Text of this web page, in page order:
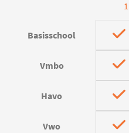
1
Basisschool
Vmbo
Havo
Vwo